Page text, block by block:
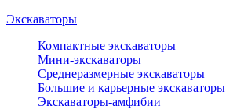
Экскаваторы
Компактные экскаваторы
Мини-экскаваторы
Среднеразмерные экскаваторы
Большие и карьерные экскаваторы
Экскаваторы-амфибии